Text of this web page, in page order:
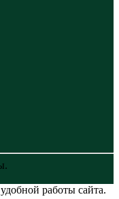
работы сайта.